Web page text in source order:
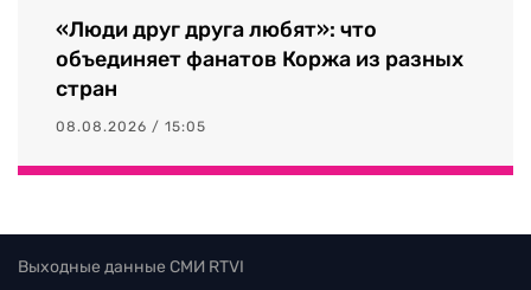
«Люди друг друга любят»: что
объединяет фанатов Коржа из разных
стран
08.08.2026 / 15:05
Выходные данные СМИ RTVI